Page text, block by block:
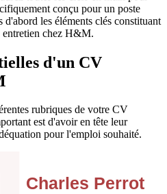
conçu pour un poste
les éléments clés constituant
chez H&M.
d'un CV
rubriques de votre CV
est d'avoir en tête leur
pour l'emploi souhaité.